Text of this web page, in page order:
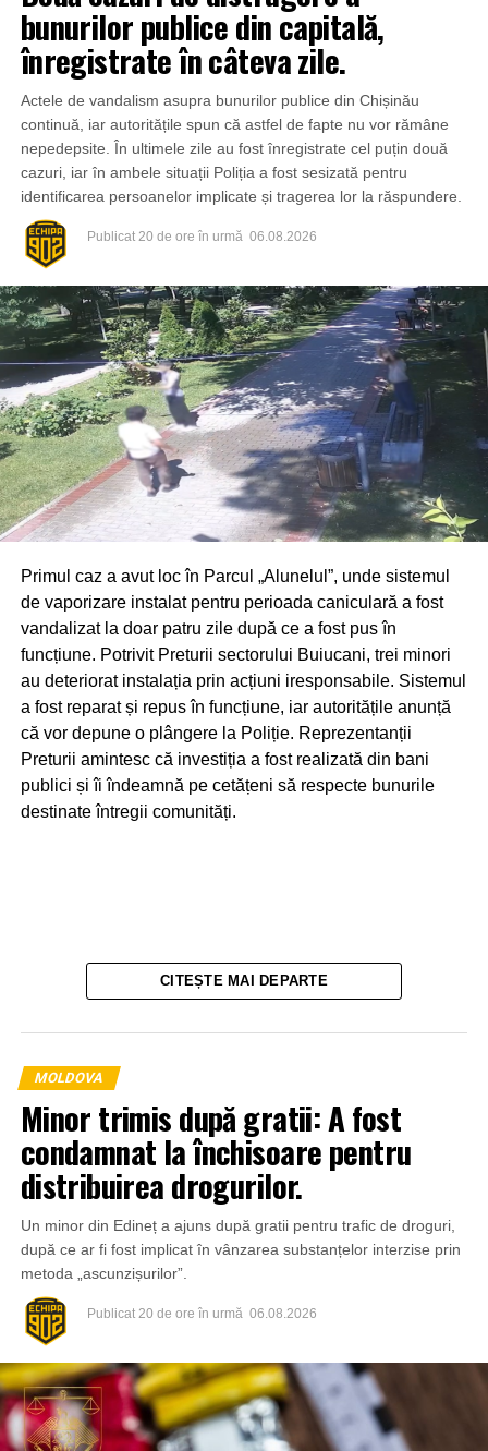
bunurilor publice din capitală,
înregistrate în câteva zile.
Actele de vandalism asupra bunurilor publice din Chișinău
continuă, iar autoritățile spun că astfel de fapte nu vor rămâne
nepedepsite. În ultimele zile au fost înregistrate cel puțin două
cazuri, iar în ambele situații Poliția a fost sesizată pentru
identificarea persoanelor implicate și tragerea lor la răspundere.
Publicat 20 de ore în urmă 06.08.2026
Primul caz a avut loc în Parcul „Alunelul”, unde sistemul
de vaporizare instalat pentru perioada caniculară a fost
vandalizat la doar patru zile după ce a fost pus în
funcțiune. Potrivit Preturii sectorului Buiucani, trei minori
au deteriorat instalația prin acțiuni iresponsabile. Sistemul
a fost reparat și repus în funcțiune, iar autoritățile anunță
că vor depune o plângere la Poliție. Reprezentanții
Preturii amintesc că investiția a fost realizată din bani
publici și îi îndeamnă pe cetățeni să respecte bunurile
destinate întregii comunități.
Un alt caz a fost surprins de camerele de supraveghere
din pasajul subteran de pe strada Ciuflea, la intersecția cu
bulevardul Ștefan cel Mare și Sfânt. Imaginile arată cum o
persoană deteriorează intenționat o cameră video, iar
ulterior sunt distruse și mai multe plăci de teracotă de pe
peretele pasajului. Primăria Chișinău a sesizat organele
de drept, care urmează să stabilească toate
circumstanțele și identitatea persoanelor implicate.
Elementele deteriorate vor fi reparate în cel mai scurt timp.
CITEȘTE MAI DEPARTE
MOLDOVA
Minor trimis după gratii: A fost
condamnat la închisoare pentru
distribuirea drogurilor.
Un minor din Edineț a ajuns după gratii pentru trafic de droguri,
după ce ar fi fost implicat în vânzarea substanțelor interzise prin
metoda „ascunzișurilor”.
Publicat 20 de ore în urmă 06.08.2026